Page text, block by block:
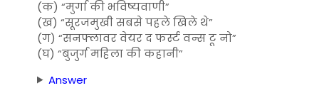
(क) “मुर्गा की भविष्यवाणी”
(ख) “सूरजमुखी सबसे पहले खिले थे”
(ग) “सनफ्लावर वेयर द फर्स्ट वन्स टू नो”
(घ) “बुजुर्ग महिला की कहानी”
Answer